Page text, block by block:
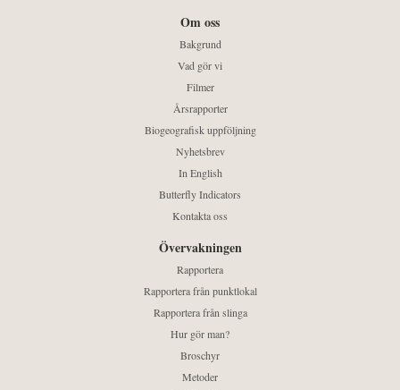
Om oss
Bakgrund
Vad gör vi
Filmer
Årsrapporter
Biogeografisk uppföljning
Nyhetsbrev
In English
Butterfly Indicators
Kontakta oss
Övervakningen
Rapportera
Rapportera från punktlokal
Rapportera från slinga
Hur gör man?
Broschyr
Metoder